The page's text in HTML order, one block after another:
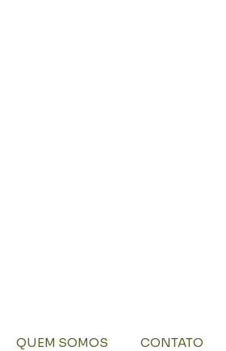
QUEM SOMOS CONTATO